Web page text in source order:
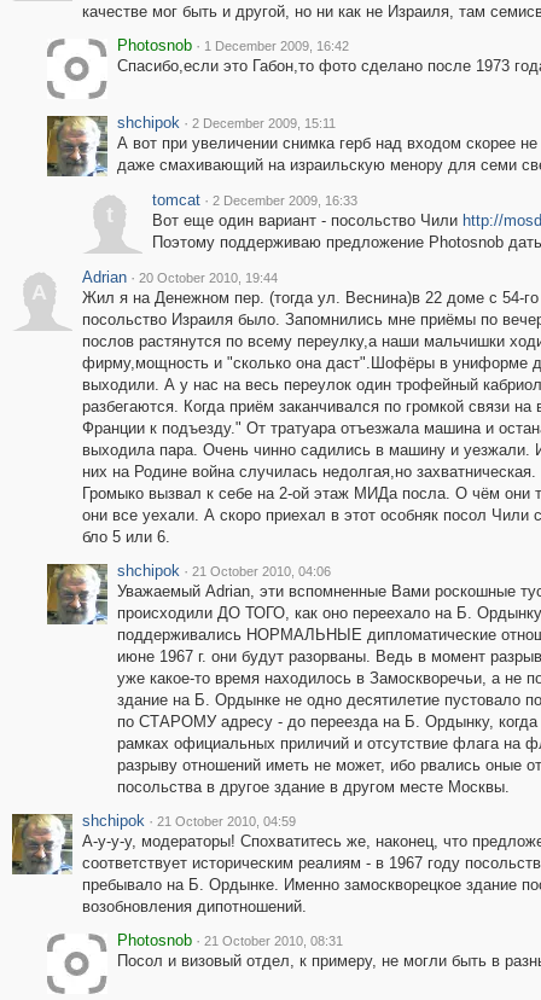
качестве мог быть и другой, но ни как не Израиля, там
Photosnob · 1 December 2009, 16:42
Спасибо,если это Габон,то фото сделано после 1973
shchipok · 2 December 2009, 15:11
А вот при увеличении снимка герб над входом скорее
даже смахивающий на израильскую менору для семи
t
tomcat · 2 December 2009, 16:33
Вот еще один вариант - посольство Чили http://
Поэтому поддерживаю предложение Photosnob
A
Adrian · 20 October 2010, 19:44
Жил я на Денежном пер. (тогда ул. Веснина)в 22 доме с 54-
посольство Израиля было. Запомнились мне приёмы по
послов растянутся по всему переулку,а наши мальчишки
фирму,мощность и "сколько она даст".Шофёры в униформе
выходили. А у нас на весь переулок один трофейный
разбегаются. Когда приём заканчивался по громкой связи
Франции к подъезду." От тратуара отъезжала машина и
выходила пара. Очень чинно садились в машину и уезжали.
них на Родине война случилась недолгая,но
Громыко вызвал к себе на 2-ой этаж МИДа посла. О чём они
они все уехали. А скоро приехал в этот особняк посол
бло 5 или 6.
shchipok · 21 October 2010, 04:06
Уважаемый Adrian, эти вспомненные Вами роскошные
происходили ДО ТОГО, как оно переехало на Б.
поддерживались НОРМАЛЬНЫЕ дипломатические
июне 1967 г. они будут разорваны. Ведь в момент
уже какое-то время находилось в Замоскворечьи, а не
здание на Б. Ордынке не одно десятилетие пустовало
по СТАРОМУ адресу - до переезда на Б. Ордынку,
рамках официальных приличий и отсутствие флага на
разрыву отношений иметь не может, ибо рвались оные
посольства в другое здание в другом месте Москвы.
shchipok · 21 October 2010, 04:59
А-у-у-у, модераторы! Спохватитесь же, наконец, что
соответствует историческим реалиям - в 1967 году
пребывало на Б. Ордынке. Именно замоскворецкое здание
возобновления дипотношений.
Photosnob · 21 October 2010, 08:31
Посол и визовый отдел, к примеру, не могли быть в